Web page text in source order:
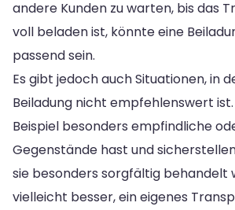
andere Kunden zu warten, bis das
voll beladen ist, könnte eine
passend sein.
Es gibt jedoch auch Situationen, in
Beiladung nicht empfehlenswert
Beispiel besonders empfindliche
Gegenstände hast und
sie besonders sorgfältig behandelt
vielleicht besser, ein eigenes